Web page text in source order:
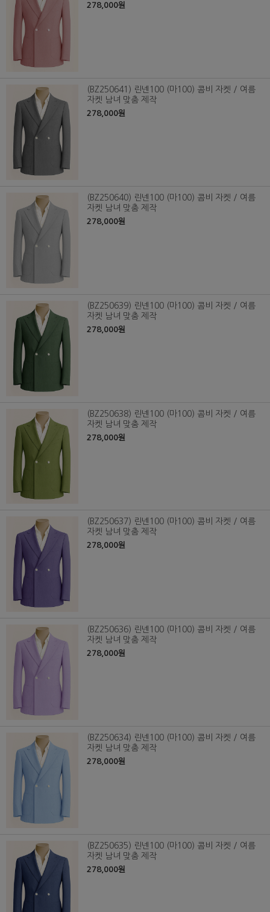
278,000원
(BZ250641) 린넨100 (마100) 콤비 자켓 / 여름
자켓 남녀 맞춤 제작
278,000원
(BZ250640) 린넨100 (마100) 콤비 자켓 / 여름
자켓 남녀 맞춤 제작
278,000원
(BZ250639) 린넨100 (마100) 콤비 자켓 / 여름
자켓 남녀 맞춤 제작
278,000원
(BZ250638) 린넨100 (마100) 콤비 자켓 / 여름
자켓 남녀 맞춤 제작
278,000원
(BZ250637) 린넨100 (마100) 콤비 자켓 / 여름
자켓 남녀 맞춤 제작
278,000원
(BZ250636) 린넨100 (마100) 콤비 자켓 / 여름
자켓 남녀 맞춤 제작
278,000원
(BZ250634) 린넨100 (마100) 콤비 자켓 / 여름
자켓 남녀 맞춤 제작
278,000원
(BZ250635) 린넨100 (마100) 콤비 자켓 / 여름
자켓 남녀 맞춤 제작
278,000원